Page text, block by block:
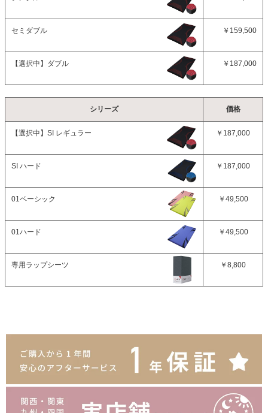
セミダブル ￥159,500
【選択中】 ダブル ￥187,000
シリーズ 価格
【選択中】 SI レギュラー ￥187,000
SI ハード ￥187,000
01ベーシック ￥49,500
01ハード ￥49,500
専用ラップシーツ ￥8,800